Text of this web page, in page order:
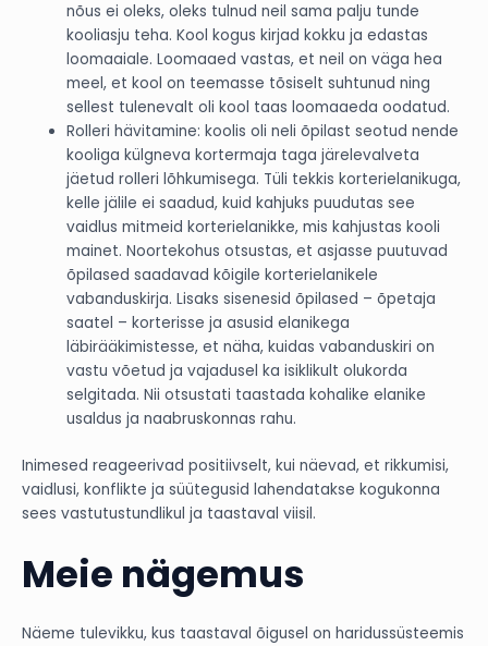
nõus ei oleks, oleks tulnud neil sama palju tunde
kooliasju teha. Kool kogus kirjad kokku ja edastas
loomaaiale. Loomaaed vastas, et neil on väga hea
meel, et kool on teemasse tõsiselt suhtunud ning
sellest tulenevalt oli kool taas loomaaeda oodatud.
Rolleri hävitamine: koolis oli neli õpilast seotud nende
kooliga külgneva kortermaja taga järelevalveta
jäetud rolleri lõhkumisega. Tüli tekkis korterielanikuga,
kelle jälile ei saadud, kuid kahjuks puudutas see
vaidlus mitmeid korterielanikke, mis kahjustas kooli
mainet. Noortekohus otsustas, et asjasse puutuvad
õpilased saadavad kõigile korterielanikele
vabanduskirja. Lisaks sisenesid õpilased – õpetaja
saatel – korterisse ja asusid elanikega
läbirääkimistesse, et näha, kuidas vabanduskiri on
vastu võetud ja vajadusel ka isiklikult olukorda
selgitada. Nii otsustati taastada kohalike elanike
usaldus ja naabruskonnas rahu.
Inimesed reageerivad positiivselt, kui näevad, et rikkumisi,
vaidlusi, konflikte ja süütegusid lahendatakse kogukonna
sees vastutustundlikul ja taastaval viisil.
Meie nägemus
Näeme tulevikku, kus taastaval õigusel on haridussüsteemis